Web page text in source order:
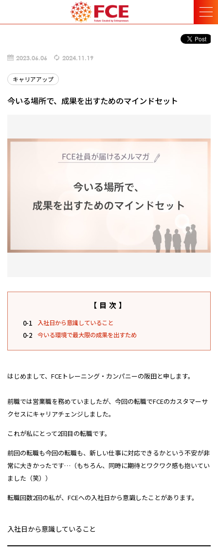
2023.06.06 2024.11.19
キャリアアップ
今いる場所で、成果を出すためのマインドセット
【目次】
0-1 入社日から意識していること
0-2 今いる環境で最大限の成果を出すため
はじめまして、FCEトレーニング・カンパニーの阪田と申します。
前職では営業職を務めていましたが、今回の転職でFCEのカスタマーサ
クセスにキャリアチェンジしました。
これが私にとって2回目の転職です。
前回の転職も今回の転職も、新しい仕事に対応できるかという不安が非
常に大きかったです…（もちろん、同時に期待とワクワク感も抱いてい
ました（笑））
転職回数2回の私が、FCEへの入社日から意識したことがあります。
入社日から意識していること